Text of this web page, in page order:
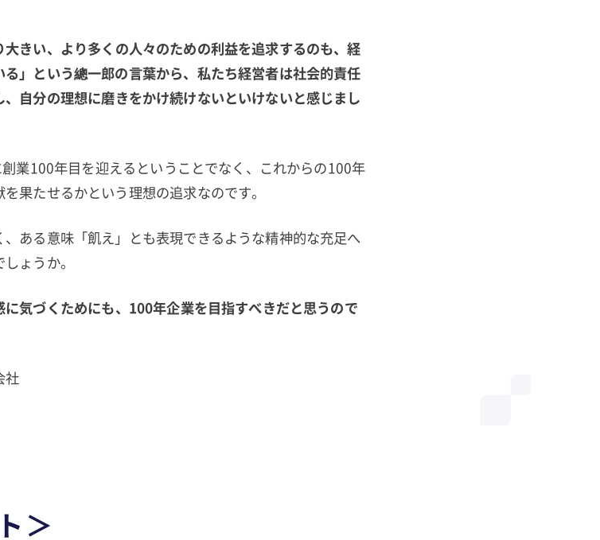
きい、より多くの人々のための利益を追求するのも、経
る」という總一郎の言葉から、私たち経営者は社会的責任
、自分の理想に磨きをかけ続けないといけないと感じまし
業100年目を迎えるということでなく、これからの100年
果たせるかという理想の追求なのです。
ある意味「飢え」とも表現できるような精神的な充足へ
ょうか。
に気づくためにも、100年企業を目指すべきだと思うので
社
＞